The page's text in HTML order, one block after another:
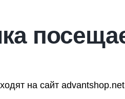
на сайт advantshop.net